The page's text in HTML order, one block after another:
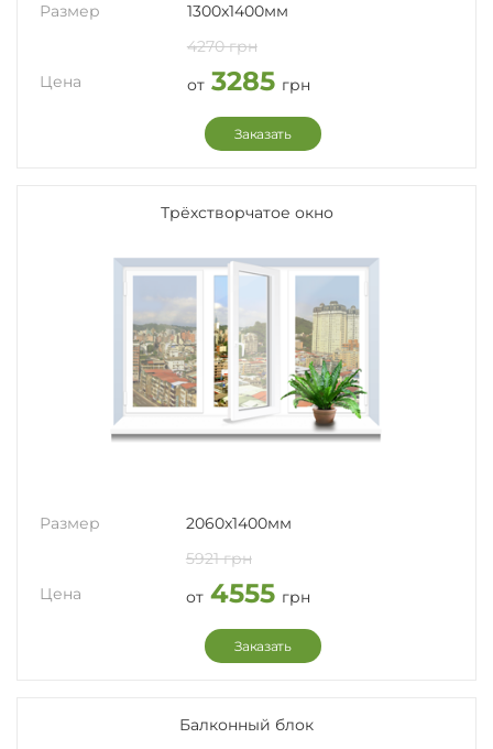
Размер
1300x1400мм
4270 грн
Цена
от 3285 грн
Заказать
Трёхстворчатое окно
Размер
2060x1400мм
5921 грн
Цена
от 4555 грн
Заказать
Балконный блок